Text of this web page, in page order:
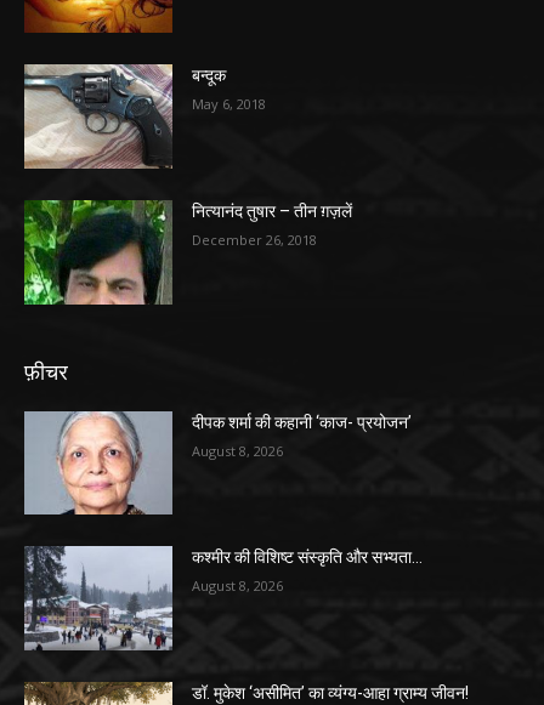
बन्दूक
May 6, 2018
नित्यानंद तुषार – तीन ग़ज़लें
December 26, 2018
फ़ीचर
दीपक शर्मा की कहानी ‘काज- प्रयोजन’
August 8, 2026
कश्मीर की विशिष्ट संस्कृति और सभ्यता…
August 8, 2026
डॉ. मुकेश ‘असीमित’ का व्यंग्य-आहा ग्राम्य जीवन!